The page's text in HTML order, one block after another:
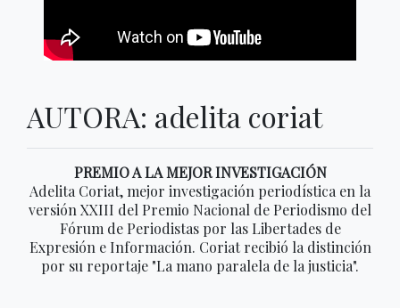
AUTORA: adelita coriat
PREMIO A LA MEJOR INVESTIGACIÓN
Adelita Coriat, mejor investigación periodística en la
versión XXIII del Premio Nacional de Periodismo del
Fórum de Periodistas por las Libertades de
Expresión e Información. Coriat recibió la distinción
por su reportaje "La mano paralela de la justicia".